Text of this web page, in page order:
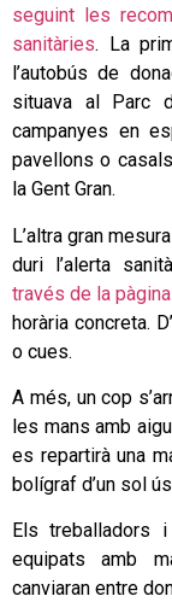
seguint les
sanitàries. La
l’autobús de
situava al Parc
campanyes en
pavellons o
la Gent Gran.
L’altra gran
duri l’alerta
través de la
horària concreta.
o cues.
A més, un cop
les mans amb
es repartirà una
bolígraf d’un sol
Els treballadors
equipats amb
canviaran entre